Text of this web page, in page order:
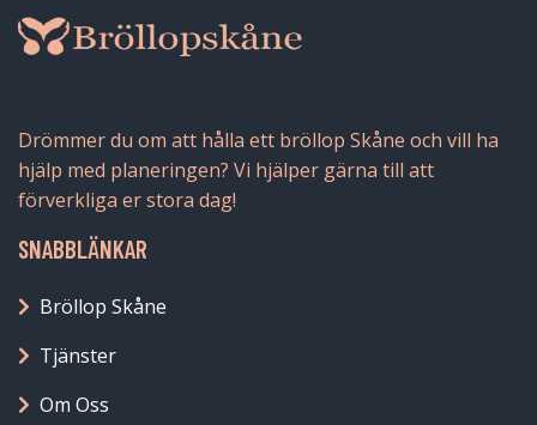
Drömmer du om att hålla ett bröllop Skåne och vill ha
hjälp med planeringen? Vi hjälper gärna till att
förverkliga er stora dag!
SNABBLÄNKAR
Bröllop Skåne
Tjänster
Om Oss